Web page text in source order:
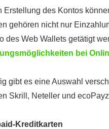
Erstellung des Kontos
gehören nicht nur
des Web Wallets getätigt
bei
gibt es eine Auswahl
Skrill, Neteller und
Kreditkarten